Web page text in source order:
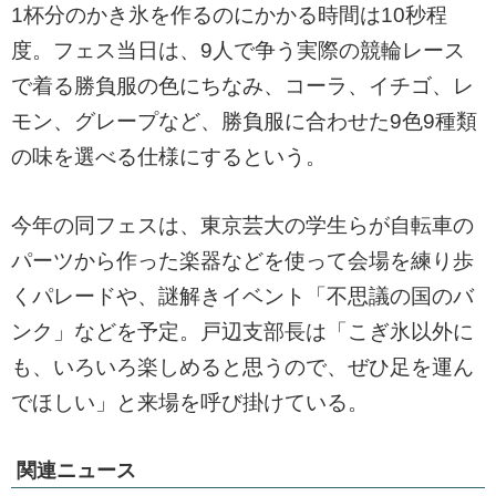
1杯分のかき氷を作るのにかかる時間は10秒程
度。フェス当日は、9人で争う実際の競輪レース
で着る勝負服の色にちなみ、コーラ、イチゴ、レ
モン、グレープなど、勝負服に合わせた9色9種類
の味を選べる仕様にするという。
今年の同フェスは、東京芸大の学生らが自転車の
パーツから作った楽器などを使って会場を練り歩
くパレードや、謎解きイベント「不思議の国のバ
ンク」などを予定。戸辺支部長は「こぎ氷以外に
も、いろいろ楽しめると思うので、ぜひ足を運ん
でほしい」と来場を呼び掛けている。
関連ニュース